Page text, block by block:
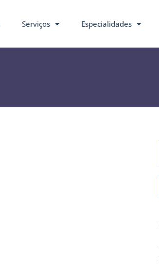
Serviços Especialidades